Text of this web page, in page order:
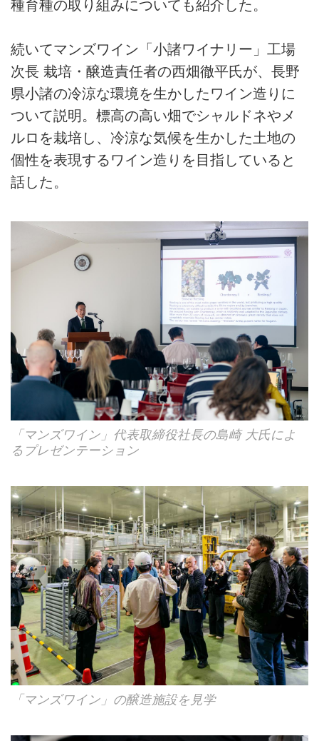
種育種の取り組みについても紹介した。
続いてマンズワイン「小諸ワイナリー」工場
次長 栽培・醸造責任者の西畑徹平氏が、長野
県小諸の冷涼な環境を生かしたワイン造りに
ついて説明。標高の高い畑でシャルドネやメ
ルロを栽培し、冷涼な気候を生かした土地の
個性を表現するワイン造りを目指していると
話した。
「マンズワイン」代表取締役社長の島崎 大氏によ
るプレゼンテーション
「マンズワイン」の醸造施設を見学